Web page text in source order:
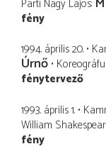
Parti Nagy Lajos
fény
1994. április 20.
Úrnő
fénytervező
1993. április 1.
William
fény